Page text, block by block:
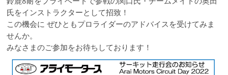
氏をインストラクターとして招致！
この機会に ぜひともプロライダーのアドバイスを受けてみま
せんか。
みなさまのご参加をお待ちしております！